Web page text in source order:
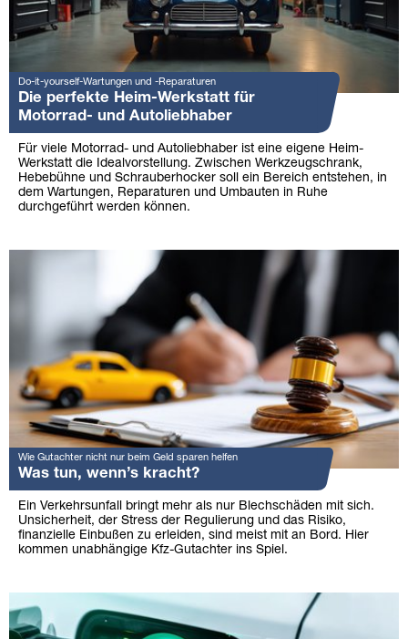
Do-it-yourself-Wartungen und -Reparaturen
Die perfekte Heim-Werkstatt für
Motorrad- und Autoliebhaber
Für viele Motorrad- und Autoliebhaber ist eine eigene Heim-
Werkstatt die Idealvorstellung. Zwischen Werkzeugschrank,
Hebebühne und Schrauberhocker soll ein Bereich entstehen, in
dem Wartungen, Reparaturen und Umbauten in Ruhe
durchgeführt werden können.
Wie Gutachter nicht nur beim Geld sparen helfen
Was tun, wenn’s kracht?
Ein Verkehrsunfall bringt mehr als nur Blechschäden mit sich.
Unsicherheit, der Stress der Regulierung und das Risiko,
finanzielle Einbußen zu erleiden, sind meist mit an Bord. Hier
kommen unabhängige Kfz-Gutachter ins Spiel.